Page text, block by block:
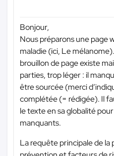
Bonjour,
Nous préparons une page
maladie (ici, Le
brouillon de page existe
parties, trop léger : il
être sourcée (merci
complétée (= rédigée). Il
le texte en sa globalité
manquants.
La requête principale de la